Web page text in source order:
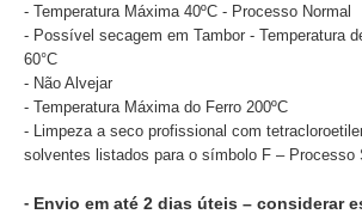
- Temperatura Máxima 40ºC - Processo Normal
- Possível secagem em Tambor - Temperatura
60°C
- Não Alvejar
- Temperatura Máxima do Ferro 200ºC
- Limpeza a seco profissional com
solventes listados para o símbolo F – Processo
- Envio em até 2 dias úteis – considerar